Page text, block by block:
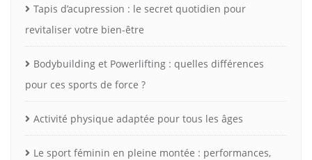
Tapis d’acupression : le secret quotidien pour
revitaliser votre bien-être
Bodybuilding et Powerlifting : quelles différences
pour ces sports de force ?
Activité physique adaptée pour tous les âges
Le sport féminin en pleine montée : performances,